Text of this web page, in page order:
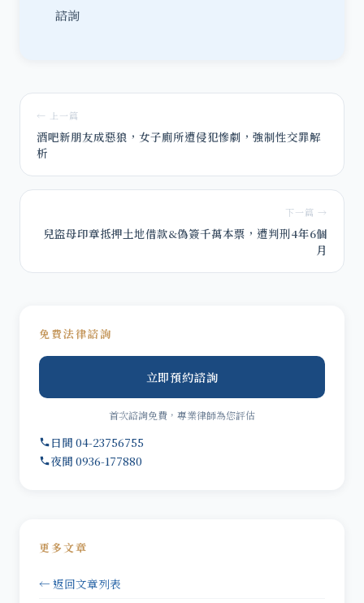
諮詢
← 上一篇
酒吧新朋友成惡狼，女子廁所遭侵犯慘劇，強制性交罪解
析
下一篇 →
兒盜母印章抵押土地借款&偽簽千萬本票，遭判刑4年6個
月
免費法律諮詢
立即預約諮詢
首次諮詢免費，專業律師為您評估
日間 04-23756755
夜間 0936-177880
更多文章
← 返回文章列表